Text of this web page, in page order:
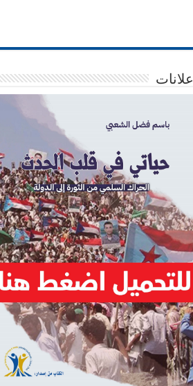
إعلانات